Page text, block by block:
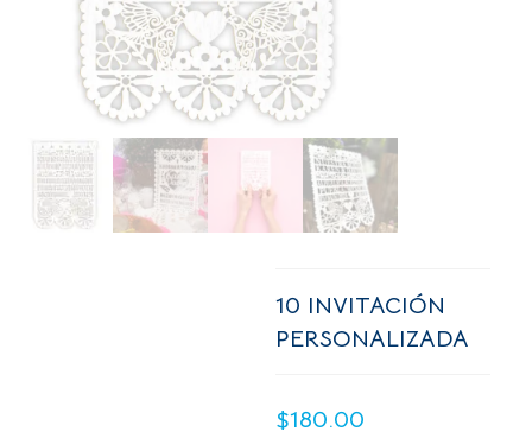
10 INVITACIÓN
PERSONALIZADA
$180.00